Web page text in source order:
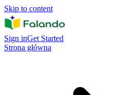
Skip to content
Sign inGet Started
Strona główna